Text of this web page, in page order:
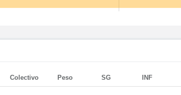
Colectivo Peso SG INF